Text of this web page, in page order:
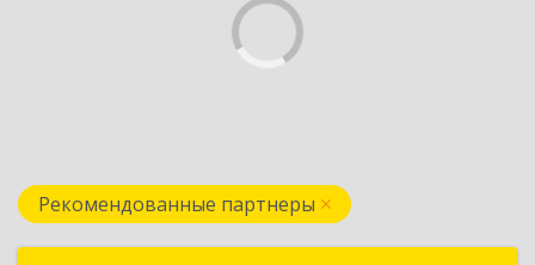
Рекомендованные партнеры